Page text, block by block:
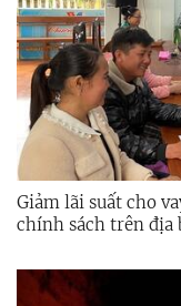
Giảm lãi suất cho
chính sách trên địa